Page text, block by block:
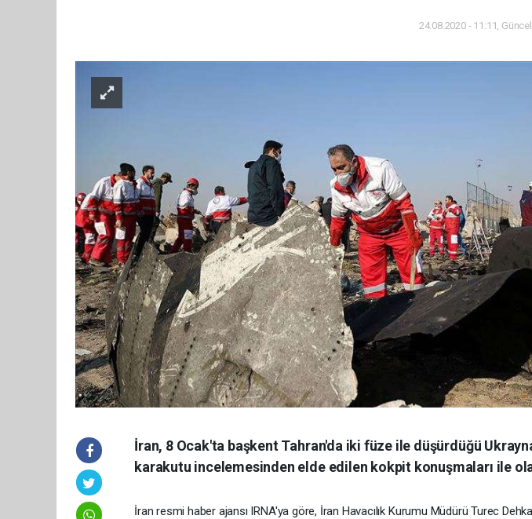
24.08.2020 - 11:11,
İran, 8 Ocak'ta başkent Tahran'da iki füze ile düşürdüğü
karakutu incelemesinden elde edilen kokpit konuşmaları ile
İran resmi haber ajansı IRNA'ya göre, İran Havacılık Kurumu Müdürü Turec